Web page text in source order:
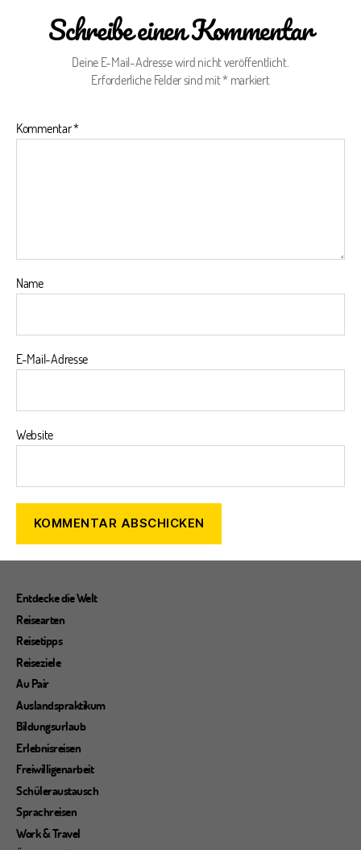
Schreibe einen Kommentar
Deine E-Mail-Adresse wird nicht veröffentlicht.
Erforderliche Felder sind mit*markiert
Kommentar*
Name
E-Mail-Adresse
Website
Entdecke die Welt
Reisearten
Reisetipps
Reiseziele
Au Pair
Auslandspraktikum
Bildungsurlaub
Erlebnisreisen
Freiwilligenarbeit
Schüleraustausch
Sprachreisen
Work & Travel